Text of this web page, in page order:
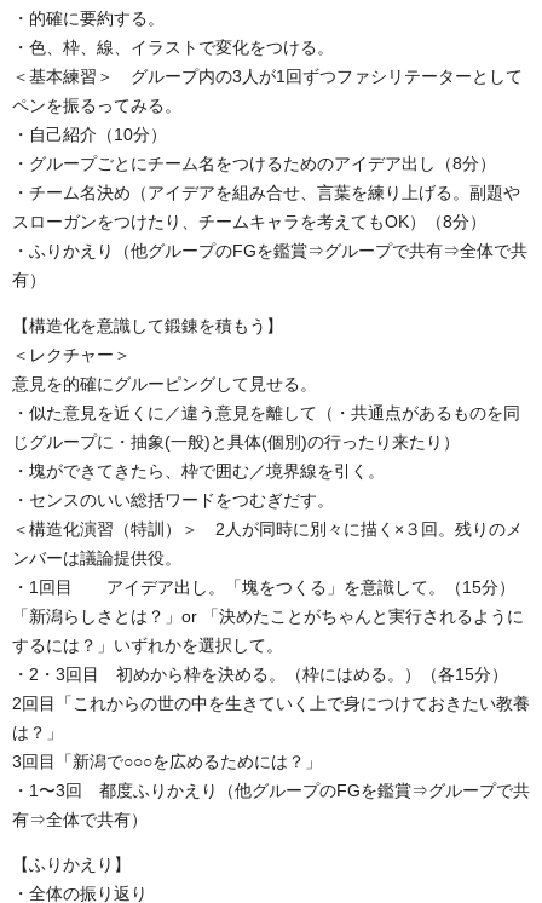
・的確に要約する。
・色、枠、線、イラストで変化をつける。
＜基本練習＞ グループ内の3人が1回ずつファシリテーターとして
ペンを振るってみる。
・自己紹介（10分）
・グループごとにチーム名をつけるためのアイデア出し（8分）
・チーム名決め（アイデアを組み合せ、言葉を練り上げる。副題や
スローガンをつけたり、チームキャラを考えてもOK）（8分）
・ふりかえり（他グループのFGを鑑賞⇒グループで共有⇒全体で共
有）
【構造化を意識して鍛錬を積もう】
＜レクチャー＞
意見を的確にグルーピングして見せる。
・似た意見を近くに／違う意見を離して（・共通点があるものを同
じグループに・抽象(一般)と具体(個別)の行ったり来たり）
・塊ができてきたら、枠で囲む／境界線を引く。
・センスのいい総括ワードをつむぎだす。
＜構造化演習（特訓）＞ 2人が同時に別々に描く×３回。残りのメ
ンバーは議論提供役。
・1回目 アイデア出し。「塊をつくる」を意識して。（15分）
「新潟らしさとは？」or 「決めたことがちゃんと実行されるように
するには？」いずれかを選択して。
・2・3回目 初めから枠を決める。（枠にはめる。）（各15分）
2回目「これからの世の中を生きていく上で身につけておきたい教養
は？」
3回目「新潟で○○○を広めるためには？」
・1〜3回 都度ふりかえり（他グループのFGを鑑賞⇒グループで共
有⇒全体で共有）
【ふりかえり】
・全体の振り返り